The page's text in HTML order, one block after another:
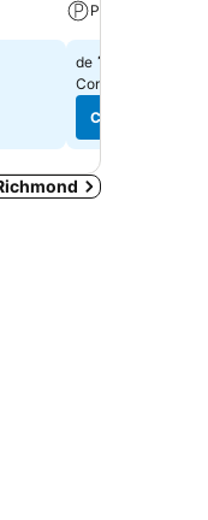
Parking
de 136 $
Consulter les prix de
Consulter les prix